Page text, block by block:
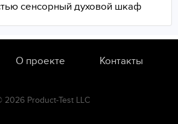
сенсорный духовой шкаф
О проекте Контакты
2026 Product-Test LLC